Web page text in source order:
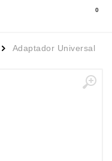
0
Adaptador Universal